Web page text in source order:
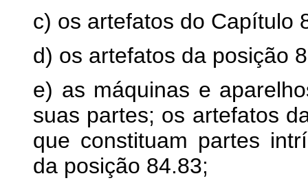
c) os artefatos do Capítulo
d) os artefatos da posição
e) as máquinas e
suas partes; os artefatos
que constituam partes
da posição 84.83;